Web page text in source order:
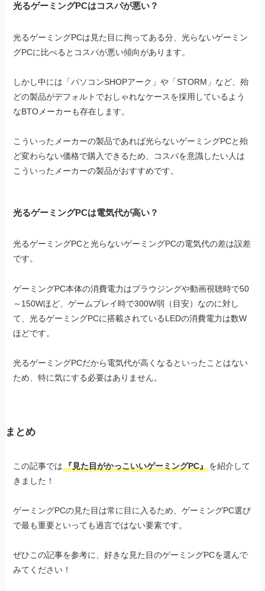
光るゲーミングPCはコスパが悪い？
光るゲーミングPCは見た目に拘ってある分、光らないゲーミン
グPCに比べるとコスパが悪い傾向があります。
しかし中には「パソコンSHOPアーク」や「STORM」など、殆
どの製品がデフォルトでおしゃれなケースを採用しているよう
なBTOメーカーも存在します。
こういったメーカーの製品であれば光らないゲーミングPCと殆
ど変わらない価格で購入できるため、コスパを意識したい人は
こういったメーカーの製品がおすすめです。
光るゲーミングPCは電気代が高い？
光るゲーミングPCと光らないゲーミングPCの電気代の差は誤差
です。
ゲーミングPC本体の消費電力はブラウジングや動画視聴時で50
～150Wほど、ゲームプレイ時で300W弱（目安）なのに対し
て、光るゲーミングPCに搭載されているLEDの消費電力は数W
ほどです。
光るゲーミングPCだから電気代が高くなるといったことはない
ため、特に気にする必要はありません。
まとめ
この記事では『見た目がかっこいいゲーミングPC』を紹介して
きました！
ゲーミングPCの見た目は常に目に入るため、ゲーミングPC選び
で最も重要といっても過言ではない要素です。
ぜひこの記事を参考に、好きな見た目のゲーミングPCを選んで
みてください！